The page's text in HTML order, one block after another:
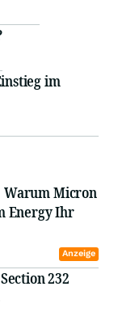
im
Warum Micron
Energy Ihr
Anzeige
232